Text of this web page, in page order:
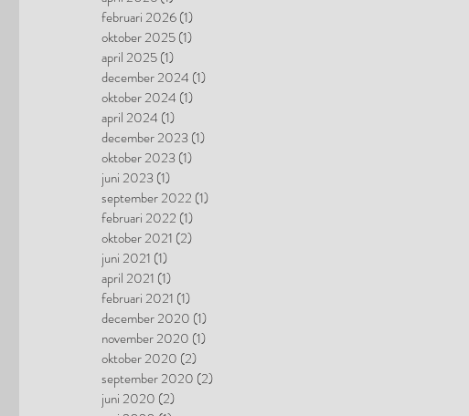
februari 2026(1)
oktober 2025(1)
april 2025(1)
december 2024 (1)
oktober 2024 (1)
april 2024 (1)
december 2023(1)
oktober 2023(1)
juni 2023(1)
september 2022 (1)
februari 2022 (1)
oktober 2021 (2)
juni 2021 (1)
april 2021 (1)
februari 2021 (1)
december 2020 (1)
november 2020 (1)
oktober 2020 (2)
september 2020 (2)
juni 2020 (2)